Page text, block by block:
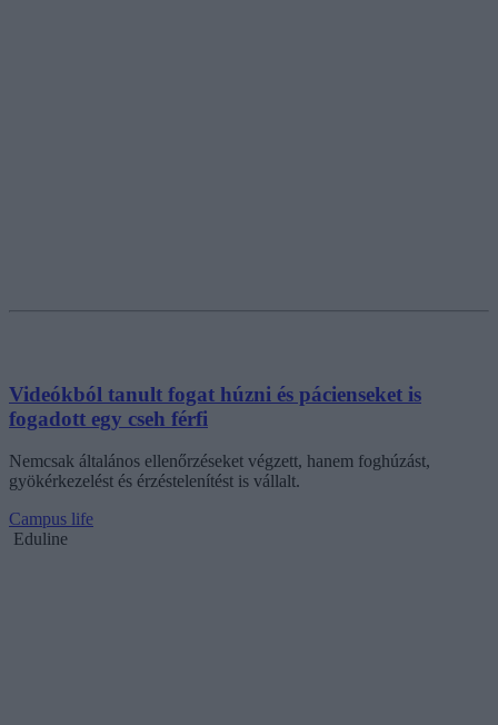
Videókból tanult fogat húzni és pácienseket is
fogadott egy cseh férfi
Nemcsak általános ellenőrzéseket végzett, hanem foghúzást,
gyökérkezelést és érzéstelenítést is vállalt.
Campus life
Eduline